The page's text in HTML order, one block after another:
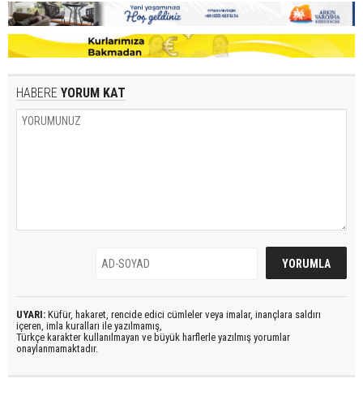
HABERE YORUM KAT
UYARI: Küfür, hakaret, rencide edici cümleler veya imalar, inançlara saldırı
içeren, imla kuralları ile yazılmamış,
Türkçe karakter kullanılmayan ve büyük harflerle yazılmış yorumlar
onaylanmamaktadır.